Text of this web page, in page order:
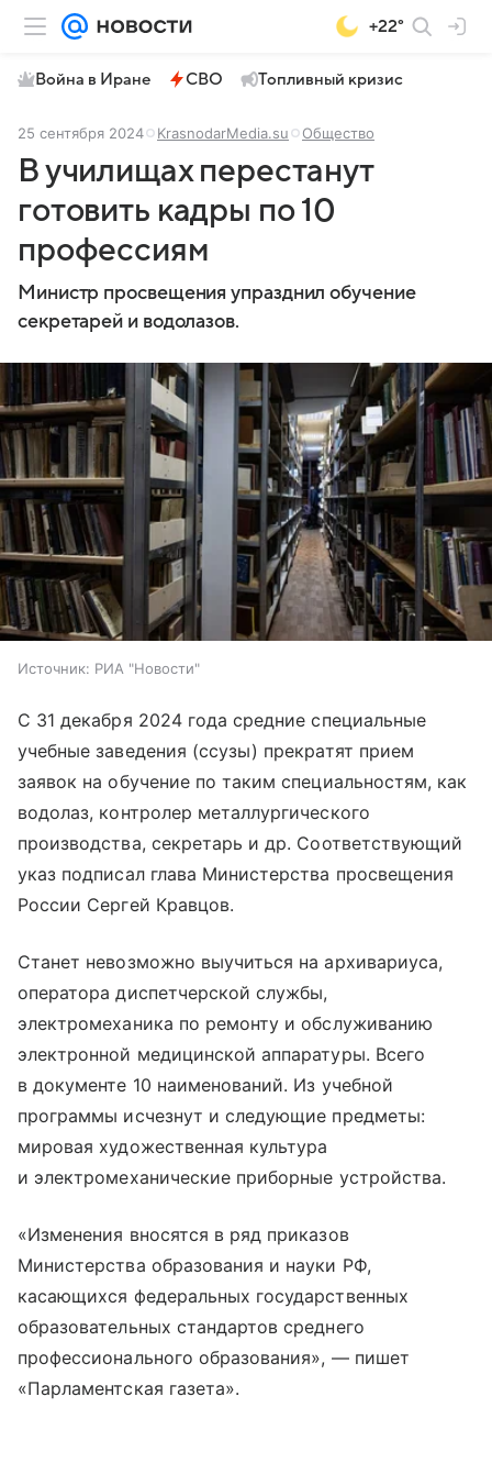
+22°
Война в Иране СВО Топливный кризис
25 сентября 2024 KrasnodarMedia.su Общество
В училищах перестанут
готовить кадры по 10
профессиям
Министр просвещения упразднил обучение
секретарей и водолазов.
Источник: РИА "Новости"
С 31 декабря 2024 года средние специальные
учебные заведения (ссузы) прекратят прием
заявок на обучение по таким специальностям, как
водолаз, контролер металлургического
производства, секретарь и др. Соответствующий
указ подписал глава Министерства просвещения
России Сергей Кравцов.
Станет невозможно выучиться на архивариуса,
оператора диспетчерской службы,
электромеханика по ремонту и обслуживанию
электронной медицинской аппаратуры. Всего
в документе 10 наименований. Из учебной
программы исчезнут и следующие предметы:
мировая художественная культура
и электромеханические приборные устройства.
«Изменения вносятся в ряд приказов
Министерства образования и науки РФ,
касающихся федеральных государственных
образовательных стандартов среднего
профессионального образования», — пишет
«Парламентская газета».